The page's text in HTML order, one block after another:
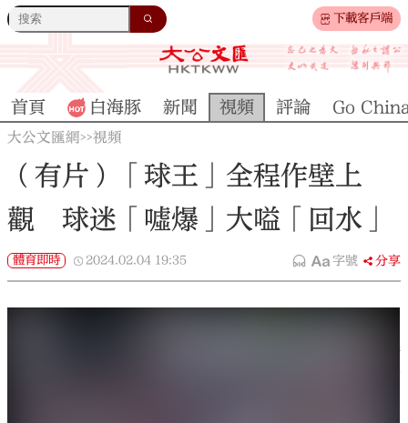
下載客戶端
首頁 白海豚 新聞 視頻 評論 Go
大公文匯網>>視頻
（有片）「球王」全程作壁上
觀 球迷「噓爆」大嗌「回水」
體育即時 2024.02.04 19:35 字號 分享
點在香港大球場與港隊進行友誼賽，以4∶1戰勝港
隊。備受球迷矚目的「球王」美斯（又譯梅西）未有